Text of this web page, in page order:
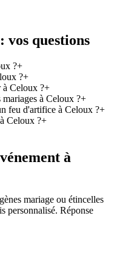
: vos questions
?+
?+
à Celoux ?+
à Celoux ?+
feu d'artifice à Celoux ?+
Celoux ?+
à
mariage ou étincelles
personnalisé. Réponse